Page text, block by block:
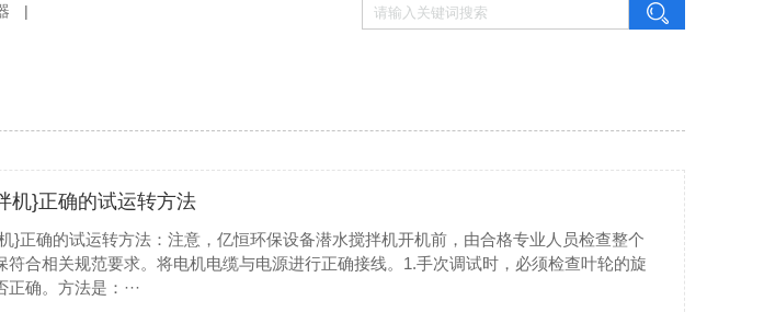
|
机}正确的试运转方法
}正确的试运转方法：注意，亿恒环保设备潜水搅拌机开机前，由合格专业人员检查整个
符合相关规范要求。将电机电缆与电源进行正确接线。1.手次调试时，必须检查叶轮的旋
确。方法是：···